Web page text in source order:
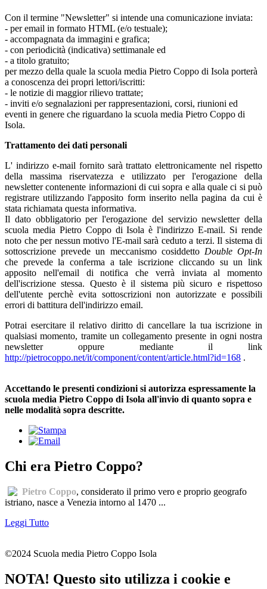
Con il termine "Newsletter" si intende una comunicazione inviata:
- per email in formato HTML (e/o testuale);
- accompagnata da immagini e grafica;
- con periodicità (indicativa) settimanale ed
- a titolo gratuito;
per mezzo della quale la scuola media Pietro Coppo di Isola porterà
a conoscenza dei propri lettori/iscritti:
- le notizie di maggior rilievo trattate;
- inviti e/o segnalazioni per rappresentazioni, corsi, riunioni ed
eventi in genere che riguardano la scuola media Pietro Coppo di
Isola.
Trattamento dei dati personali
L' indirizzo e-mail fornito sarà trattato elettronicamente nel rispetto
della massima riservatezza e utilizzato per l'erogazione della
newsletter contenente informazioni di cui sopra e alla quale ci si può
registrare utilizzando l'apposito form inserito nella pagina da cui è
stata richiamata questa informativa.
Il dato obbligatorio per l'erogazione del servizio newsletter della
scuola media Pietro Coppo di Isola è l'indirizzo E-mail. Si rende
noto che per nessun motivo l'E-mail sarà ceduto a terzi. Il sistema di
sottoscrizione prevede un meccanismo cosiddetto Double Opt-In
che prevede la conferma a tale iscrizione cliccando su un link
apposito nell'email di notifica che verrà inviata al momento
dell'iscrizione stessa. Questo è il sistema più sicuro e rispettoso
dell'utente perchè evita sottoscrizioni non autorizzate e possibili
errori di battitura dell'indirizzo email.
Potrai esercitare il relativo diritto di cancellare la tua iscrizione in
qualsiasi momento, tramite un collegamento presente in ogni nostra
newsletter oppure mediante il link
http://pietrocoppo.net/it/component/content/article.html?id=168 .
Accettando le presenti condizioni si autorizza espressamente la
scuola media Pietro Coppo di Isola all'invio di quanto sopra e
nelle modalità sopra descritte.
Chi era Pietro Coppo?
Pietro Coppo, considerato il primo vero e proprio geografo
istriano, nasce a Venezia intorno al 1470 ...
Leggi Tutto
©2024 Scuola media Pietro Coppo Isola
NOTA! Questo sito utilizza i cookie e